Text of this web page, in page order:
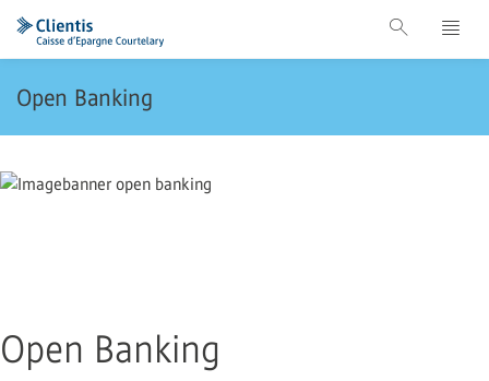
Open Banking
Open Banking